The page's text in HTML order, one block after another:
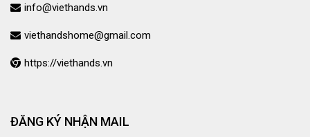
info@viethands.vn
viethandshome@gmail.com
https://viethands.vn
ĐĂNG KÝ NHẬN MAIL